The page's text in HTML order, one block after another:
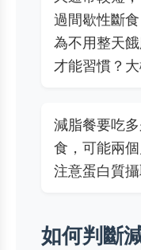
過間歇性斷
為不用整天
才能習慣？大
減脂餐要吃
食，可能兩
注意蛋白質攝
如何判斷